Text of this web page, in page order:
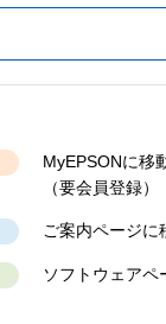
MyEPSONに移
（要会員登録）
ご案内ページに
ソフトウェアペ